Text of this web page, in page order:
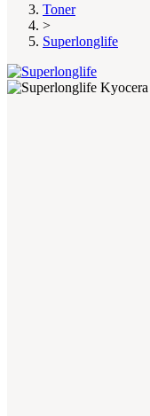
Toner
>
Superlonglife